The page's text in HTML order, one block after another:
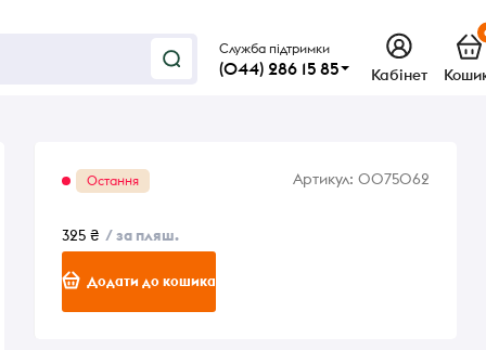
Служба підтримки
(044) 286 15 85 Кабінет
Остання Артикул: 0075062
325 ₴ / за пляш.
Додати до кошика